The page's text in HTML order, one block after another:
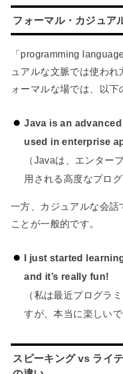
フォーマル・カジュア
「programming
ュアルな文脈では使わ
ォーマルな場では、以下
Java is an
used in enterprise
（Javaは、エンター
用される高度なプロ
一方、カジュアルな会話
ことが一般的です。
I just started
and it’s really fun!
（私は最近プログラ
すが、本当に楽しいで
スピーキング vs ライ